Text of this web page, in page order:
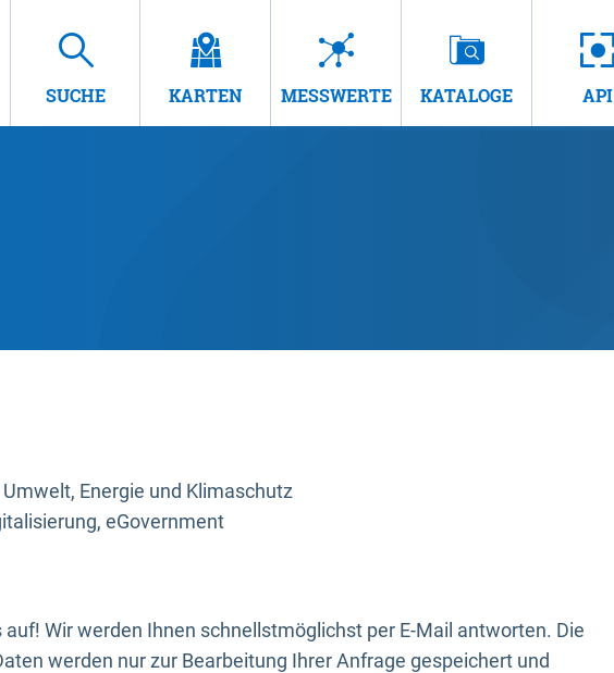
SUCHE KARTEN MESSWERTE KATALOGE API
Energie und Klimaschutz
eGovernment
Wir werden Ihnen schnellstmöglichst per E-Mail antworten. Die
werden nur zur Bearbeitung Ihrer Anfrage gespeichert und